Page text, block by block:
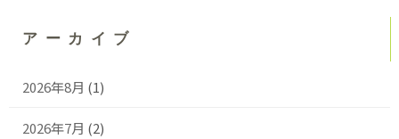
アーカイブ
2026年8月 (1)
2026年7月 (2)